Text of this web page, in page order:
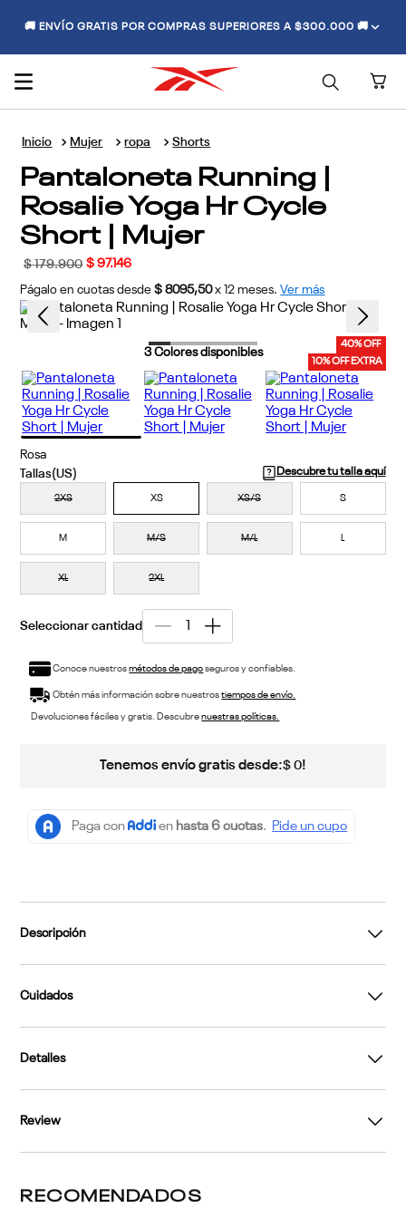
🚚 ENVÍO GRATIS POR COMPRAS SUPERIORES A $300.000 🚚
Mujer ropa Shorts
Pantaloneta Running |
Rosalie Yoga Hr Cycle
Short | Mujer
$ 179.900 $ 97.146
Págalo en cuotas desde $ 8095,50 x 12 meses. Ver más
40% OFF
10% OFF EXTRA
3Colores disponibles
Rosa
Descubre tu talla aquí
2XS XS XS/S S
M M/S M/L L
XL 2XL
Conoce nuestrosmétodos de pagoseguros y confiables.
Obtén más información sobre nuestrostiempos de envío.
Devoluciones fáciles y gratis. Descubrenuestras políticas.
Tenemos envío gratis desde:$ 0!
Descripción
Cuidados
Detalles
Review
RECOMENDADOS